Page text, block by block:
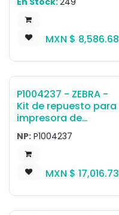
impresión 203 dpi,
ZT410, ZT411
MXN $ 8,586.68
P1004237 - ZEBRA -
Kit de repuesto para
impresora de
Etiqueta Kit Cabezal
de Impresión 300dpi
170Xi4 ZE500-6
NP: P1004237
MXN $ 17,016.73